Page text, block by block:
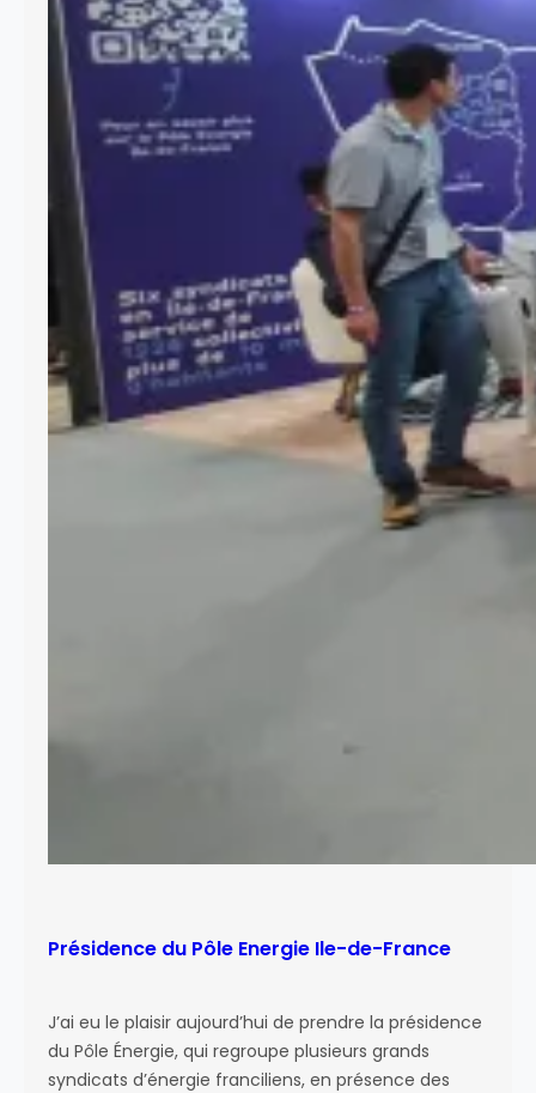
Présidence du Pôle Energie Ile-de-France
J’ai eu le plaisir aujourd’hui de prendre la présidence
du Pôle Énergie, qui regroupe plusieurs grands
syndicats d’énergie franciliens, en présence des